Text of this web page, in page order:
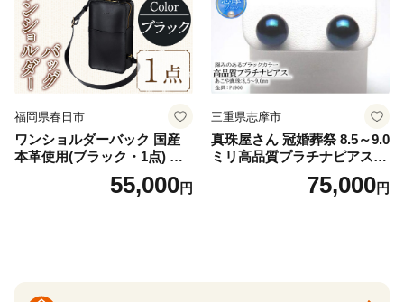
福岡県春日市
ワンショルダーバック 国産
本革使用(ブラック・1点) 鞄
バック バッグ カバン レザー
国産 日本製 牛革 黒 革 革製
55,000円
三重県志摩市
真珠屋さん 冠婚葬祭 8.5～9.0
ミリ高品質プラチナピアス P
t900 志摩産アコヤ真珠 ブラ
ックパール 黒真珠75,000円